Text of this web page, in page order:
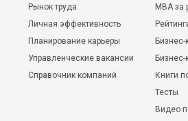
Рынок труда
Личная эффективность
Планирование карьеры
Управленческие вакансии
Справочник компаний
MBA
Бизнес-
Книги
Тесты
Видео